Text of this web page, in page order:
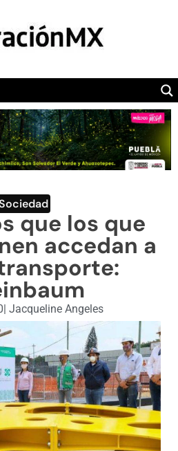
POLÍTICA
OPINIÓN
SECTION
VIDEOSque los que
accedan a
| Jacqueline Angeles